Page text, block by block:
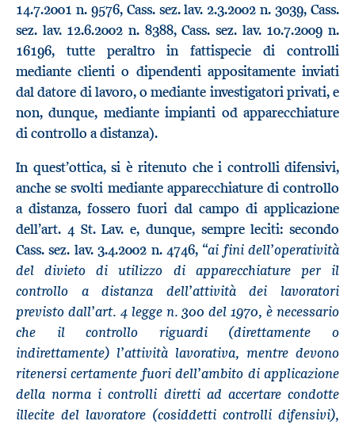
14.7.2001 n. 9576, Cass. sez. lav. 2.3.2002 n. 3039, Cass.
sez. lav. 12.6.2002 n. 8388, Cass. sez. lav. 10.7.2009 n.
16196, tutte peraltro in fattispecie di controlli
mediante clienti o dipendenti appositamente inviati
dal datore di lavoro, o mediante investigatori privati, e
non, dunque, mediante impianti od apparecchiature
di controllo a distanza).
In quest’ottica, si è ritenuto che i controlli difensivi,
anche se svolti mediante apparecchiature di controllo
a distanza, fossero fuori dal campo di applicazione
dell’art. 4 St. Lav. e, dunque, sempre leciti: secondo
Cass. sez. lav. 3.4.2002 n. 4746, “ai fini dell’operatività
del divieto di utilizzo di apparecchiature per il
controllo a distanza dell’attività dei lavoratori
previsto dall’art. 4 legge n. 300 del 1970, è necessario
che il controllo riguardi (direttamente o
indirettamente) l’attività lavorativa, mentre devono
ritenersi certamente fuori dell’ambito di applicazione
della norma i controlli diretti ad accertare condotte
illecite del lavoratore (cosiddetti controlli difensivi),